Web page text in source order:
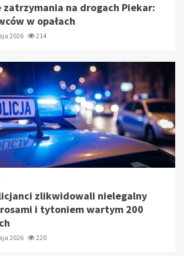
zatrzymania na drogach Piekar:
w opałach
2026 214
zlikwidowali nielegalny
i tytoniem wartym 200
2026 220